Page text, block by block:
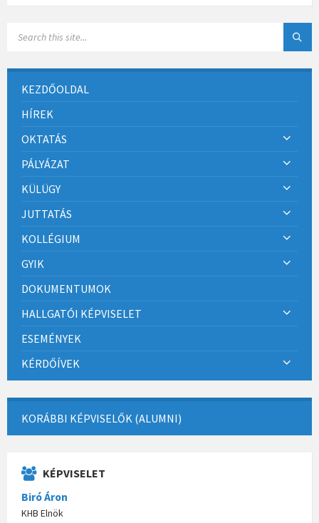
KEZDŐOLDAL
HÍREK
OKTATÁS
PÁLYÁZAT
KÜLÜGY
JUTTATÁS
KOLLÉGIUM
GYIK
DOKUMENTUMOK
HALLGATÓI KÉPVISELET
ESEMÉNYEK
KÉRDŐÍVEK
KORÁBBI KÉPVISELŐK (ALUMNI)
KÉPVISELET
Biró Áron
KHB Elnök